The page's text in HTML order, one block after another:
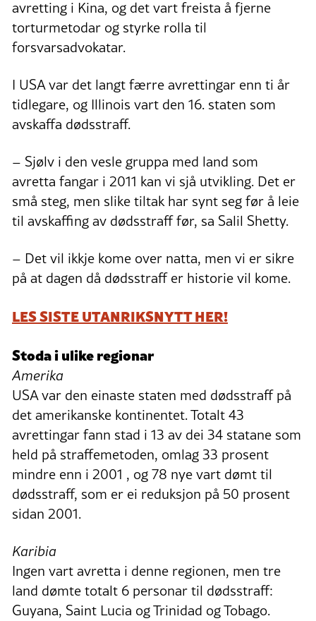
avretting i Kina, og det vart freista å fjerne
torturmetodar og styrke rolla til
forsvarsadvokatar.
I USA var det langt færre avrettingar enn ti år
tidlegare, og Illinois vart den 16. staten som
avskaffa dødsstraff.
– Sjølv i den vesle gruppa med land som
avretta fangar i 2011 kan vi sjå utvikling. Det er
små steg, men slike tiltak har synt seg før å leie
til avskaffing av dødsstraff før, sa Salil Shetty.
– Det vil ikkje kome over natta, men vi er sikre
på at dagen då dødsstraff er historie vil kome.
LES SISTE UTANRIKSNYTT HER!
Stoda i ulike regionar
Amerika
USA var den einaste staten med dødsstraff på
det amerikanske kontinentet. Totalt 43
avrettingar fann stad i 13 av dei 34 statane som
held på straffemetoden, omlag 33 prosent
mindre enn i 2001 , og 78 nye vart dømt til
dødsstraff, som er ei reduksjon på 50 prosent
sidan 2001.
Karibia
Ingen vart avretta i denne regionen, men tre
land dømte totalt 6 personar til dødsstraff:
Guyana, Saint Lucia og Trinidad og Tobago.